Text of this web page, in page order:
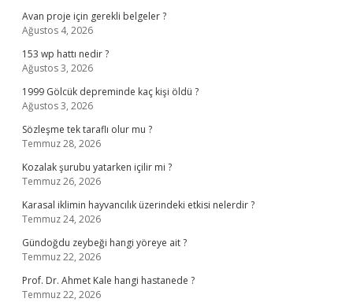
Avan proje için gerekli belgeler ?
Ağustos 4, 2026
153 wp hattı nedir ?
Ağustos 3, 2026
1999 Gölcük depreminde kaç kişi öldü ?
Ağustos 3, 2026
Sözleşme tek taraflı olur mu ?
Temmuz 28, 2026
Kozalak şurubu yatarken içilir mi ?
Temmuz 26, 2026
Karasal iklimin hayvancılık üzerindeki etkisi nelerdir ?
Temmuz 24, 2026
Gündoğdu zeybeği hangi yöreye ait ?
Temmuz 22, 2026
Prof. Dr. Ahmet Kale hangi hastanede ?
Temmuz 22, 2026